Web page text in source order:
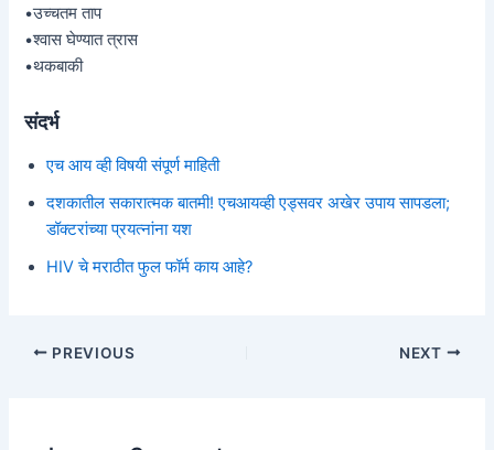
•उच्चतम ताप
•श्वास घेण्यात त्रास
•थकबाकी
संदर्भ
एच आय व्ही विषयी संपूर्ण माहिती
दशकातील सकारात्मक बातमी! एचआयव्ही एड्सवर अखेर उपाय सापडला;
डॉक्टरांच्या प्रयत्नांना यश
HIV चे मराठीत फुल फॉर्म काय आहे?
Post
PREVIOUS NEXT